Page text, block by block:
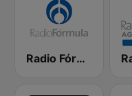
Radio Fórmula 1500 AM